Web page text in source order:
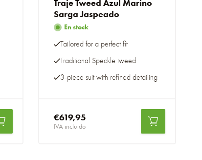
Traje Tweed Azul Marino
Sarga Jaspeado
En stock
Tailored for a perfect fit
Traditional Speckle tweed
3-piece suit with refined detailing
€619,95
IVA incluido